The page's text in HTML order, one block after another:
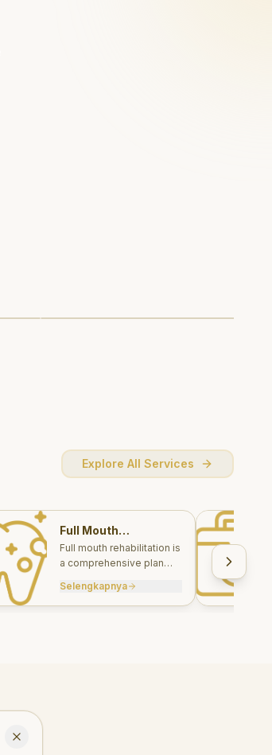
Explore All Services
Full Mouth
Rehabilitations
Full mouth rehabilitation is
a comprehensive plan
aesthetic treatments to
rebuild function, comfort,
Selengkapnya
Close